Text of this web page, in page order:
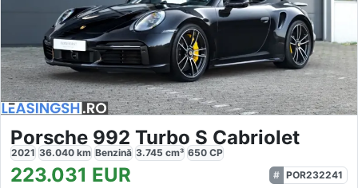
Porsche 992 Turbo S Cabriolet
2021 36.040 km Benzină 3.745 cm³ 650 CP
223.031 EUR
POR232241